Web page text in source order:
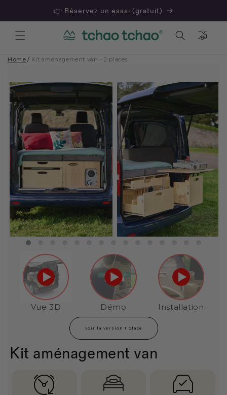
👉 Réservez un essai (gratuit)
Panier
Home / Kit aménagement van - 2 places
Vue 3D Démo Installation
voir la version 1 place
Kit aménagement van